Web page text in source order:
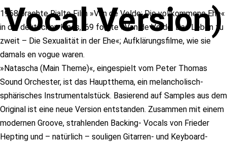
Vocal Version)
1968 brachte Rialto Film »Van de Velde: Die vollkommene Ehe«
in die deutschen Kinos, ’69 folgte »Van de Velde: Das Leben zu
zweit – Die Sexualität in der Ehe«; Aufklärungsfilme, wie sie
damals en vogue waren.
»Natascha (Main Theme)«, eingespielt vom Peter Thomas
Sound Orchester, ist das Hauptthema, ein melancholisch-
sphärisches Instrumentalstück. Basierend auf Samples aus dem
Original ist eine neue Version entstanden. Zusammen mit einem
modernen Groove, strahlenden Backing- Vocals von Frieder
Hepting und – natürlich – souligen Gitarren- und Keyboard-